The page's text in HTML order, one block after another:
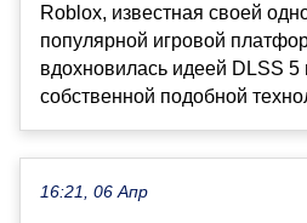
Roblox, известная своей
популярной игровой
вдохновилась идеей DLSS 5
собственной подобной
16:21, 06 Апр